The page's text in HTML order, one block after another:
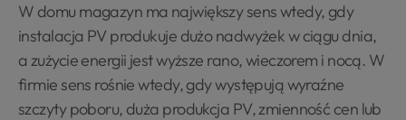
W domu magazyn ma największy sens wtedy, gdy
instalacja PV produkuje dużo nadwyżek w ciągu dnia,
a zużycie energii jest wyższe rano, wieczorem i nocą. W
firmie sens rośnie wtedy, gdy występują wyraźne
szczyty poboru, duża produkcja PV, zmienność cen lub